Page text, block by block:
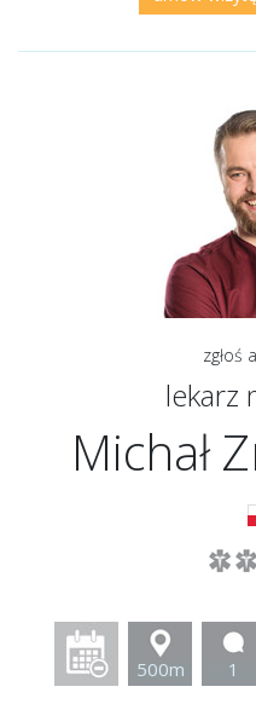
zgłoś
lekarz
Michał
500m 1